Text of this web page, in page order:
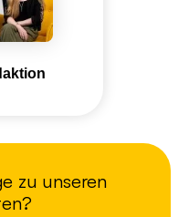
zu unseren